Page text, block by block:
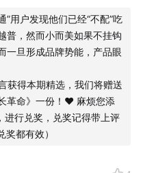
牌资产如何转化为增
消费时代吗？ | 对谈科
家引导、评价维护，虚假信
实用户分享，评论区碓楼；
电商黄埔军校教的快速打造
清晰的，充满竞争策略的品
口可乐也是功能性产品，卖
的品牌观践行者，有时候显
业前面已经赚到一笔钱，决
然是“外儒内法”。品牌的价
”用户发现他们已经“不配”吃
普，然而小而美如果不挂钩
一旦形成品牌势能，产品眼
获得本期精选，我们将赠送
革命》一份！❤ 麻烦您添
行兑奖，兑奖记得带上评
都有效）